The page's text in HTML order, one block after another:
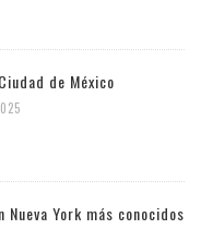
de México
York más conocidos